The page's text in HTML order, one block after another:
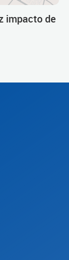
impacto de